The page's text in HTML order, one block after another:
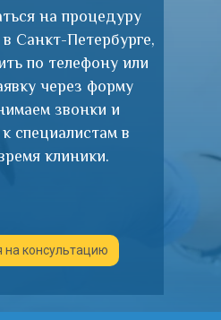
на процедуру
Санкт-Петербурге,
по телефону или
через форму
звонки и
специалистам в
клиники.
на консультацию